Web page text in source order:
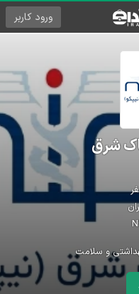
ورود کاربر
شرق
و سلامت